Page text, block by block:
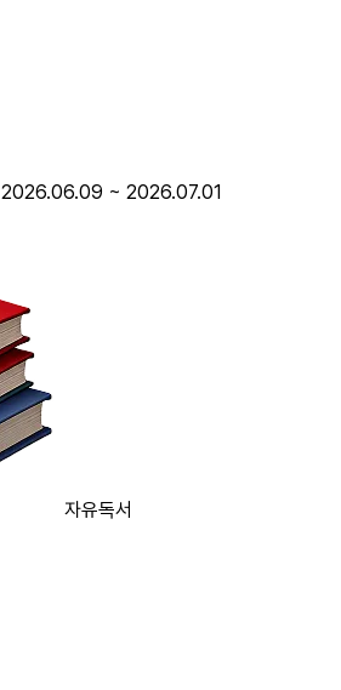
2026.06.09 ~ 2026.07.01
자유독서